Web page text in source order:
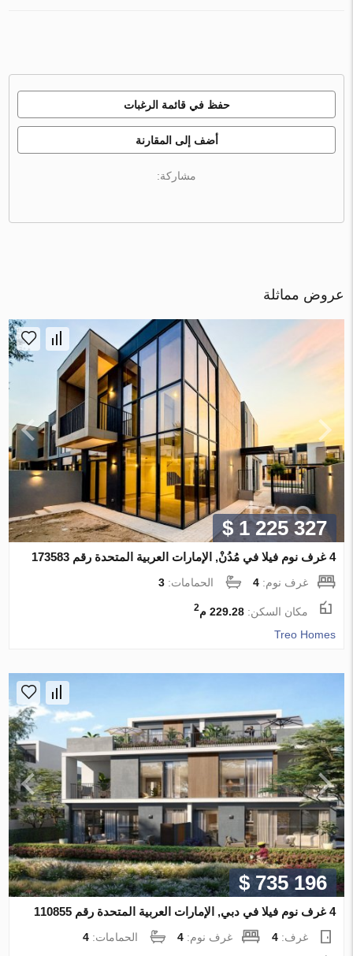
حفظ في قائمة الرغبات
أضف إلى المقارنة
مشاركة:
عروض مماثلة
$ 1 225 327
4 غرف نوم فيلا في مُدُنْ, الإمارات العربية المتحدة رقم 173583
غرف نوم:4 الحمامات:3
مكان السكن:229.28 م 2
Treo Homes
$ 735 196
4 غرف نوم فيلا في دبي, الإمارات العربية المتحدة رقم 110855
غرف:4 غرف نوم:4 الحمامات:4